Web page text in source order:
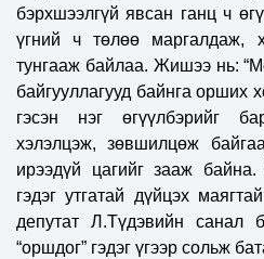
бэрхшээлгүй явсан ганц ч
үгний ч төлөө маргалдаж,
тунгааж байлаа. Жишээ нь:
байгууллагууд байнга орших
гэсэн нэг өгүүлбэрийг
хэлэлцэж, зөвшилцөж
ирээдүй цагийг зааж
гэдэг утгатай дүйцэх
депутат Л.Түдэвийн санал
“оршдог” гэдэг үгээр сольж